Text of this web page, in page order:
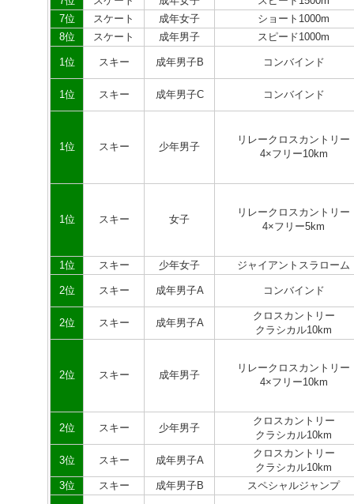
7位
スケート 成年女子
ショート1000m
8位
スケート 成年男子 スピード1000m
1位 スキー 成年男子B コンバインド
1位 スキー 成年男子C コンバインド
1位 スキー 少年男子
リレークロスカントリー
4×フリー10km
1位 スキー 女子
リレークロスカントリー
4×フリー5km
1位 スキー 少年女子 ジャイアントスラローム
2位 スキー 成年男子A コンバインド
2位 スキー 成年男子A
クロスカントリー
クラシカル10km
2位 スキー 成年男子
リレークロスカントリー
4×フリー10km
2位 スキー 少年男子
クロスカントリー
クラシカル10km
3位 スキー 成年男子A
クロスカントリー
クラシカル10km
3位
スキー 成年男子B スペシャルジャンプ